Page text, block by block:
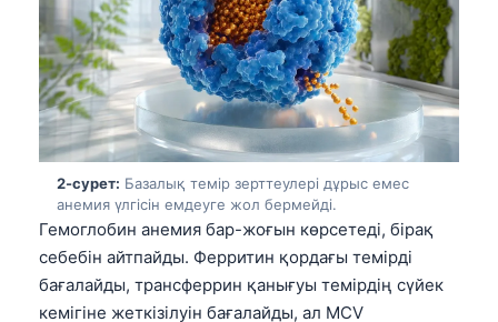
2-сурет: Базалық темір зерттеулері дұрыс емес
анемия үлгісін емдеуге жол бермейді.
Гемоглобин анемия бар-жоғын көрсетеді, бірақ
себебін айтпайды. Ферритин қордағы темірді
бағалайды, трансферрин қанығуы темірдің сүйек
кемігіне жеткізілуін бағалайды, ал MCV